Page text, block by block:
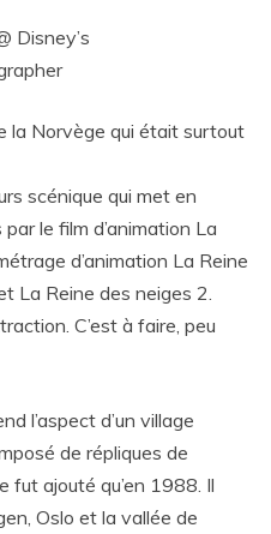
Disney’s
la Norvège qui était surtout
scénique qui met en
le film d’animation La
d’animation La Reine
La Reine des neiges 2.
C’est à faire, peu
l’aspect d’un village
de répliques de
fut ajouté qu’en 1988. Il
Oslo et la vallée de